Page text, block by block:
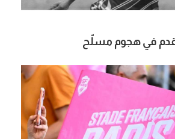
في هجوم مسلّح